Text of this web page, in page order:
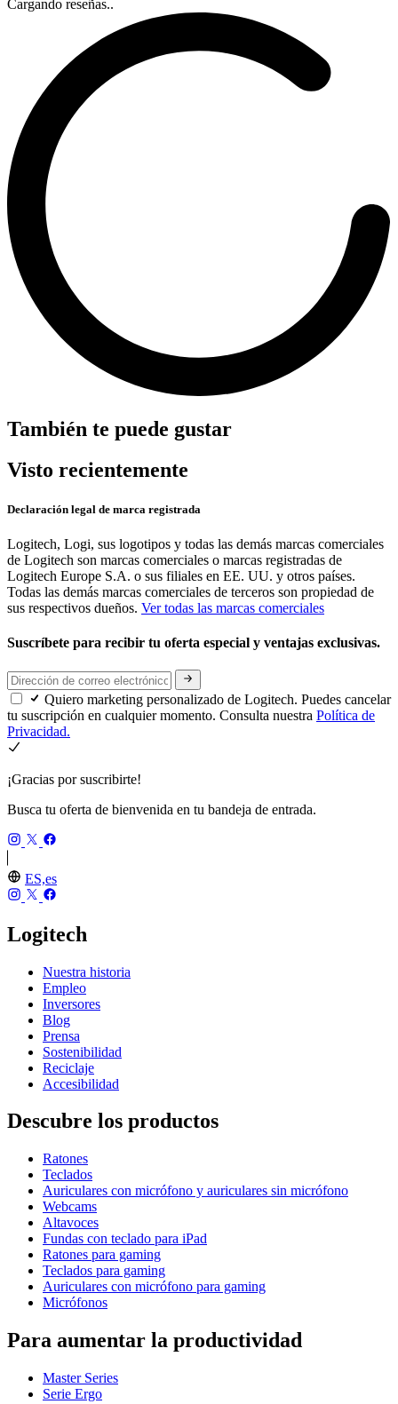
Cargando reseñas..
También te puede gustar
Visto recientemente
Declaración legal de marca registrada
Logitech, Logi, sus logotipos y todas las demás marcas comerciales
de Logitech son marcas comerciales o marcas registradas de
Logitech Europe S.A. o sus filiales en EE. UU. y otros países.
Todas las demás marcas comerciales de terceros son propiedad de
sus respectivos dueños. Ver todas las marcas comerciales
Suscríbete para recibir tu oferta especial y ventajas exclusivas.
Quiero marketing personalizado de Logitech. Puedes cancelar
tu suscripción en cualquier momento. Consulta nuestra Política de
Privacidad.
¡Gracias por suscribirte!
Busca tu oferta de bienvenida en tu bandeja de entrada.
ES,es
Logitech
Nuestra historia
Empleo
Inversores
Blog
Prensa
Sostenibilidad
Reciclaje
Accesibilidad
Descubre los productos
Ratones
Teclados
Auriculares con micrófono y auriculares sin micrófono
Webcams
Altavoces
Fundas con teclado para iPad
Ratones para gaming
Teclados para gaming
Auriculares con micrófono para gaming
Micrófonos
Para aumentar la productividad
Master Series
Serie Ergo